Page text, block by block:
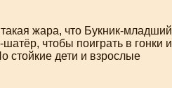
жара, что Букник-младший
чтобы поиграть в гонки и
стойкие дети и взрослые